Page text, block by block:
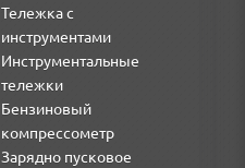
Тележка с
инструментами
Инструментальные
тележки
Бензиновый
компрессометр
Зарядно пусковое